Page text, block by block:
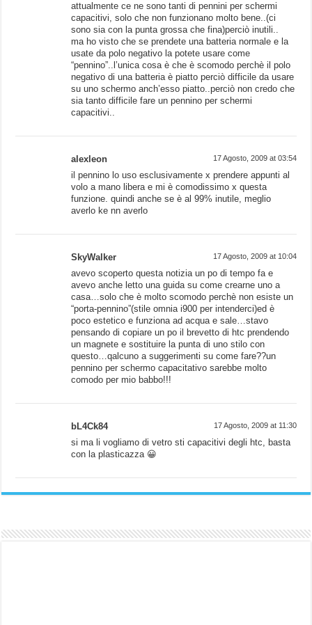
attualmente ce ne sono tanti di pennini per schermi
capacitivi, solo che non funzionano molto bene..(ci
sono sia con la punta grossa che fina)perciò inutili..
ma ho visto che se prendete una batteria normale e la
usate da polo negativo la potete usare come
“pennino”..l’unica cosa è che è scomodo perchè il polo
negativo di una batteria è piatto perciò difficile da usare
su uno schermo anch’esso piatto..perciò non credo che
sia tanto difficile fare un pennino per schermi
capacitivi..
alexleon 17 Agosto, 2009 at 03:54
il pennino lo uso esclusivamente x prendere appunti al
volo a mano libera e mi è comodissimo x questa
funzione. quindi anche se è al 99% inutile, meglio
averlo ke nn averlo
SkyWalker 17 Agosto, 2009 at 10:04
avevo scoperto questa notizia un po di tempo fa e
avevo anche letto una guida su come crearne uno a
casa…solo che è molto scomodo perchè non esiste un
“porta-pennino”(stile omnia i900 per intenderci)ed è
poco estetico e funziona ad acqua e sale…stavo
pensando di copiare un po il brevetto di htc prendendo
un magnete e sostituire la punta di uno stilo con
questo…qalcuno a suggerimenti su come fare??un
pennino per schermo capacitativo sarebbe molto
comodo per mio babbo!!!
bL4Ck84 17 Agosto, 2009 at 11:30
si ma li vogliamo di vetro sti capacitivi degli htc, basta
con la plasticazza 😀